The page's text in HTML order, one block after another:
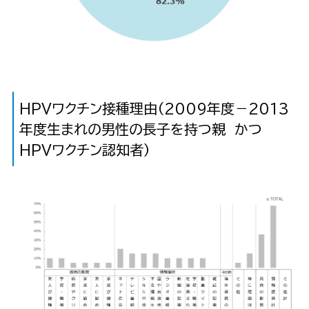
HPVワクチン接種理由（2009年度－2013
年度生まれの男性の長子を持つ親 かつ
HPVワクチン認知者）